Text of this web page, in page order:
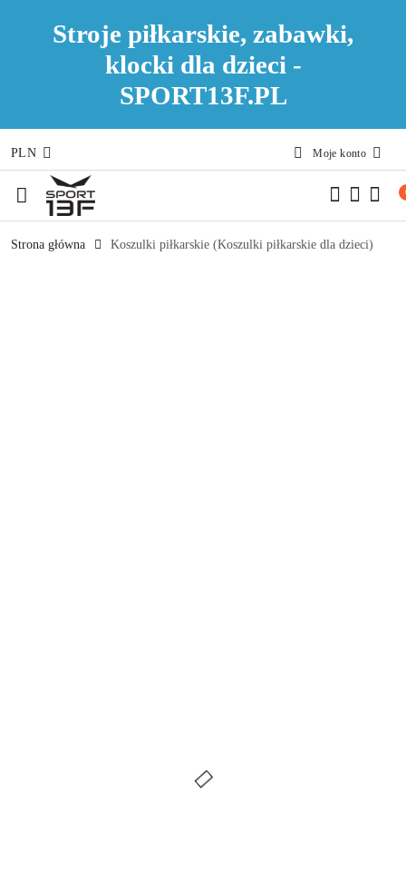
Stroje piłkarskie, zabawki,
klocki dla dzieci -
SPORT13F.PL
Przejdź do treści głównej
Przejdź do wyszukiwarki
Przejdź do moje konto
Przejdź do menu głównego
Przejdź do opisu produktu
Przejdź do stopki
PLN Moje konto
Strona główna Koszulki piłkarskie (Koszulki piłkarskie dla dzieci)